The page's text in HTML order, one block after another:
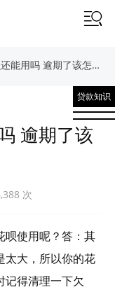
用吗 逾期了该怎么修复
贷款知识
逾期了该
次
呗使用呢？答：其
太大，所以你的花
记得清理一下欠